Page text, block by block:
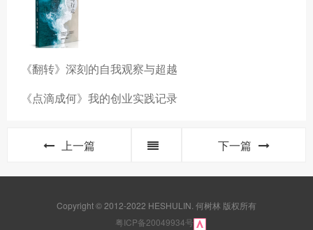
《翻转》深刻的自我观察与超越
《点滴成何》我的创业实践记录
上一篇 下一篇
Copyright © 2012-2022 HESHULIN. 何树林 版权所有
粤ICP备20049934号